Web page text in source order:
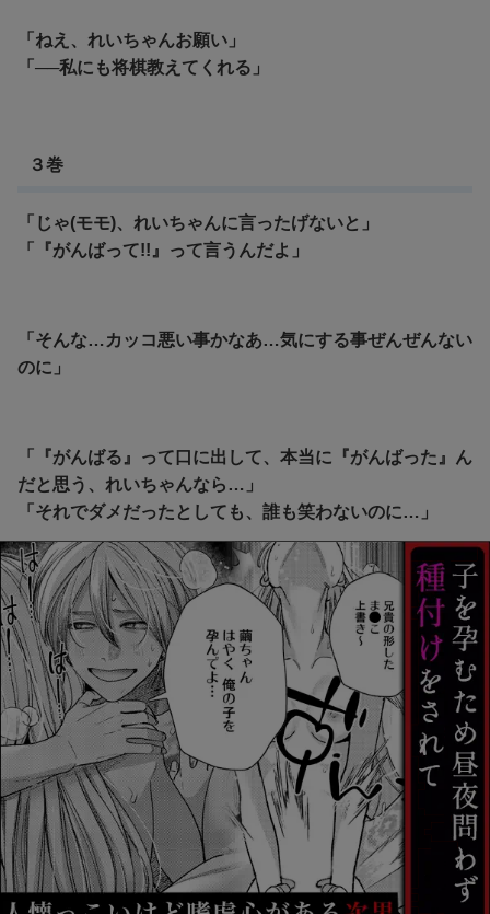
「ねえ、れいちゃんお願い」
「──私にも将棋教えてくれる」
３巻
「じゃ(モモ)、れいちゃんに言ったげないと」
「『がんばって!!』って言うんだよ」
「そんな…カッコ悪い事かなあ…気にする事ぜんぜんない
のに」
「『がんばる』って口に出して、本当に『がんばった』ん
だと思う、れいちゃんなら…」
「それでダメだったとしても、誰も笑わないのに…」